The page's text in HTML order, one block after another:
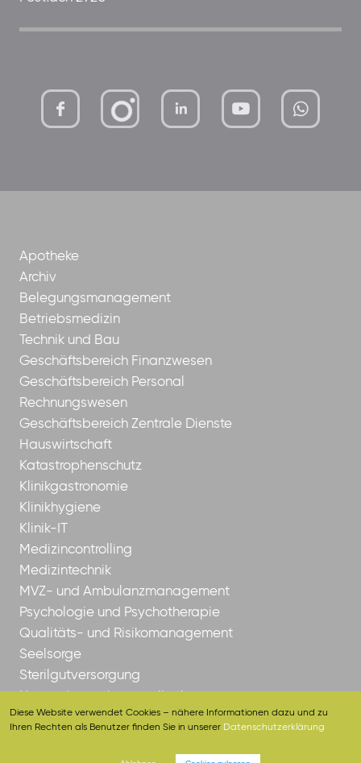
mutterhaus-xMBTtqOwC1KKBww
Apotheke
Archiv
Belegungsmanagement
Betriebsmedizin
Technik und Bau
Geschäftsbereich Finanzwesen
Geschäftsbereich Personal
Rechnungswesen
Geschäftsbereich Zentrale Dienste
Hauswirtschaft
Katastrophenschutz
Klinikgastronomie
Klinikhygiene
Klinik-IT
Medizincontrolling
Medizintechnik
MVZ- und Ambulanzmanagement
Psychologie und Psychotherapie
Qualitäts- und Risikomanagement
Seelsorge
Sterilgutversorgung
Diese Website verwendet Cookies – nähere Informationen dazu und zu
Ihren Rechten als Benutzer finden Sie in unserer Datenschutzerklärung